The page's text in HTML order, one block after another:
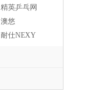
精英乒乓网
澳悠
OWNWIN
耐仕NEXY